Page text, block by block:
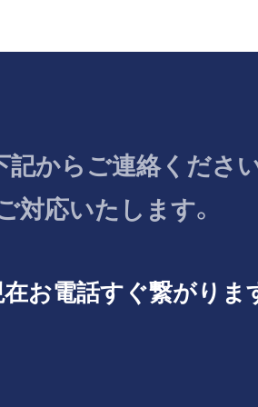
記からご連絡ください
対応いたします。
お電話すぐ繋がりま